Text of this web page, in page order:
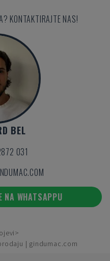
KONTAKTIRAJTE NAS!
BEL
031
NA WHATSAPPU
| gindumac.com